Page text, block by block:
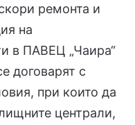
ремонта и
на
в ПАВЕЦ „Чаира“
договарят с
при които да
централи,